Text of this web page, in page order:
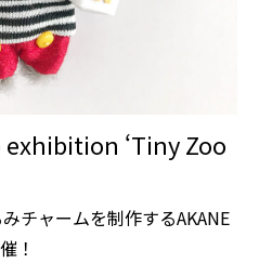
exhibition ‘Tiny Zoo
チャームを制作するAKANE
！